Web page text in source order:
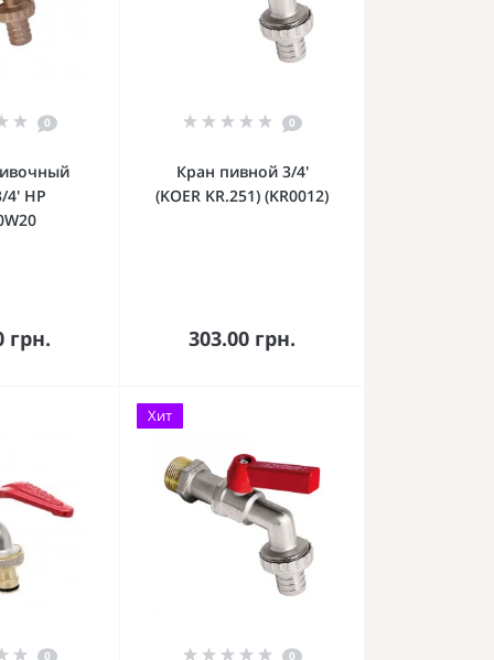
0
4' НР
грн.
0
Кран пивной 3/4'
(KOER KR.251) (KR0012)
303.00 грн.
В корзину
0
Хит
0